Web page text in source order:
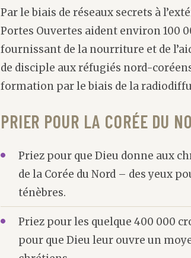
Par le biais de réseaux secrets à
Portes Ouvertes aident environ 100
fournissant de la nourriture et de
de disciple aux réfugiés nord-
formation par le biais de la
PRIER POUR LA CORÉE DU
Priez pour que Dieu donne aux
de la Corée du Nord – des yeux
ténèbres.
Priez pour les quelque 400 000
pour que Dieu leur ouvre un